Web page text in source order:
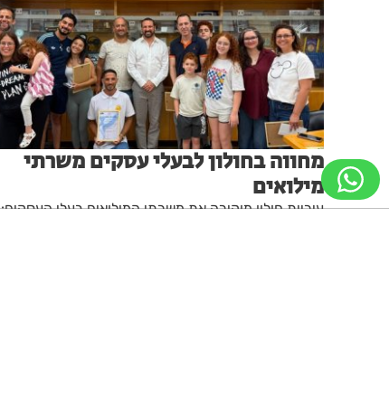
מחווה בחולון לבעלי עסקים משרתי
מילואים
עיריית חולון מוקירה את משרתי המילואים בעלי העסקים: